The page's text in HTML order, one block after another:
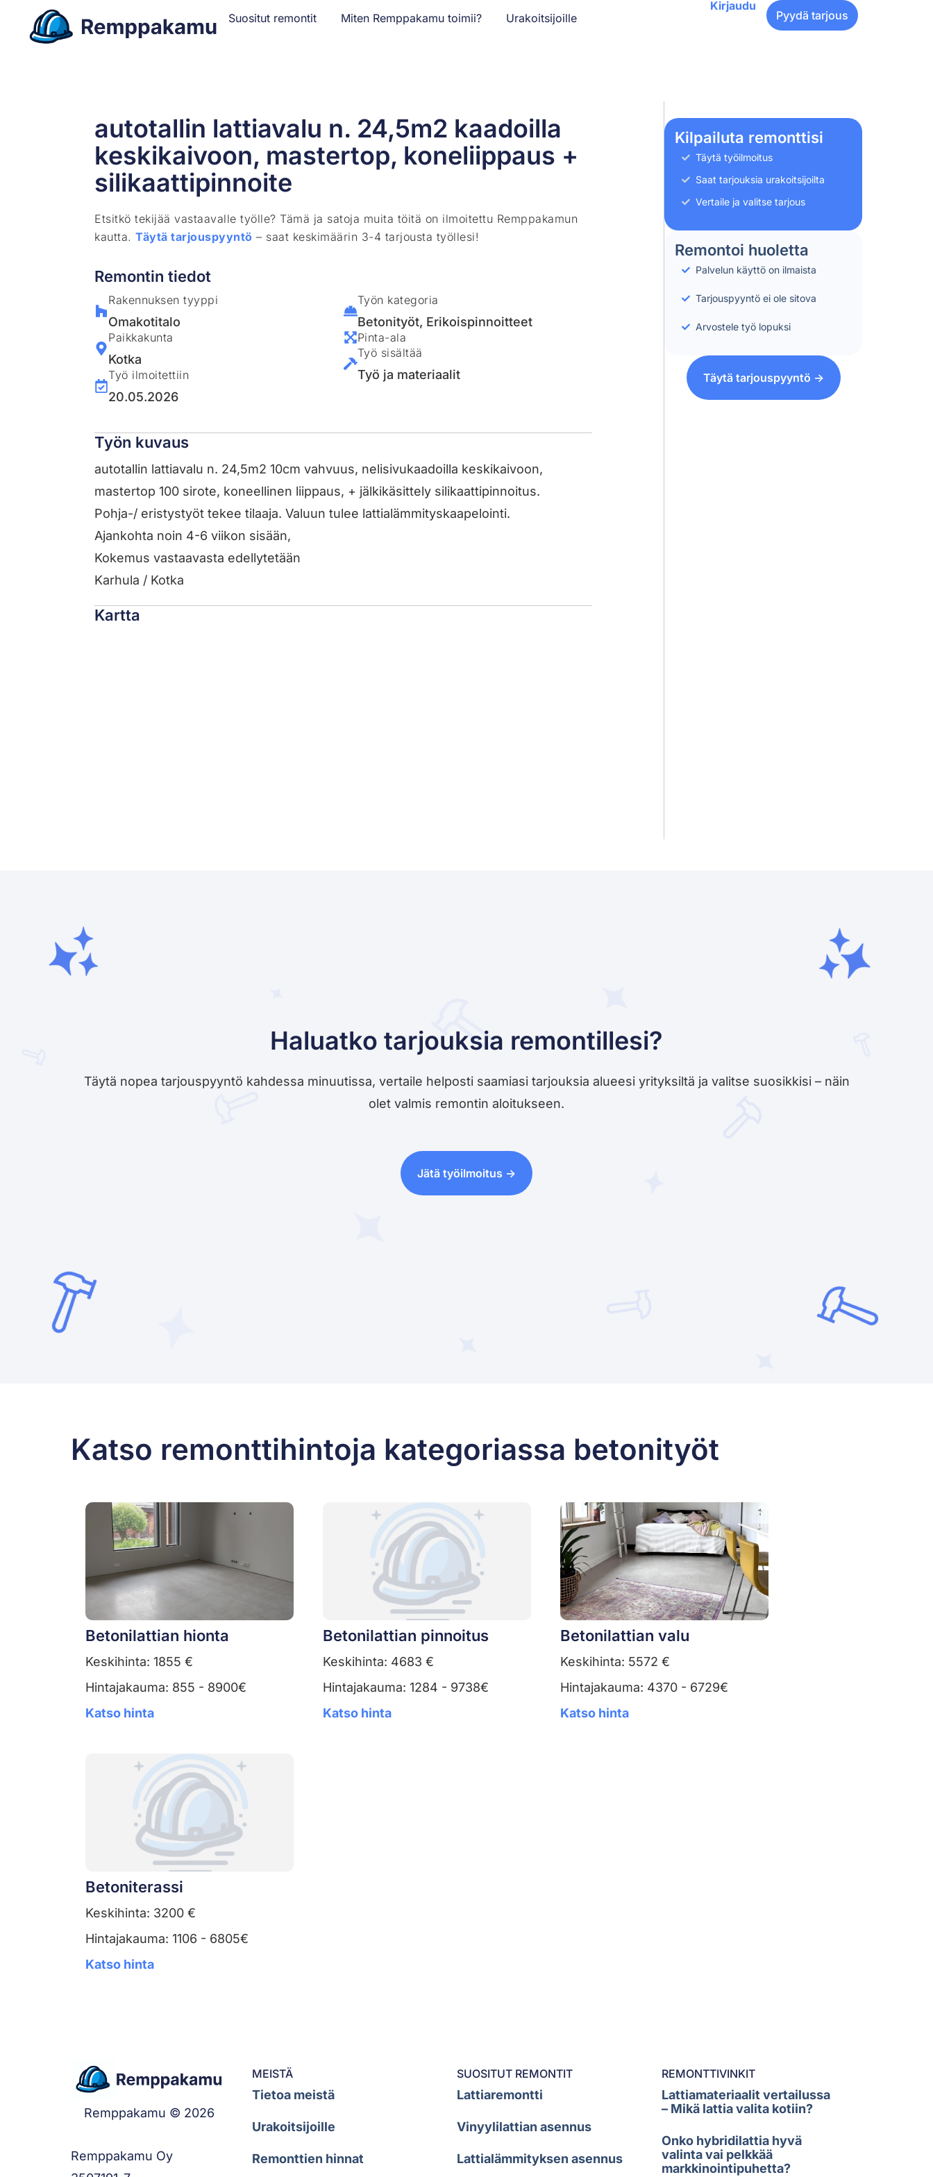
Suositut remontit Miten Remppakamu toimii? Urakoitsijoille
Kirjaudu
Pyydä tarjous
autotallin lattiavalu n. 24,5m2 kaadoilla
keskikaivoon, mastertop, koneliippaus +
silikaattipinnoite
Etsitkö tekijää vastaavalle työlle? Tämä ja satoja muita töitä on ilmoitettu Remppakamun
kautta.Täytä tarjouspyyntö – saat keskimäärin 3-4 tarjousta työllesi!
Remontin tiedot
Rakennuksen tyyppi
Omakotitalo
Paikkakunta
Kotka
Työ ilmoitettiin
20.05.2026
Työn kategoria
Betonityöt, Erikoispinnoitteet
Pinta-ala
Työ sisältää
Työ ja materiaalit
Työn kuvaus
autotallin lattiavalu n. 24,5m2 10cm vahvuus, nelisivukaadoilla keskikaivoon,
mastertop 100 sirote, koneellinen liippaus, + jälkikäsittely silikaattipinnoitus.
Pohja-/ eristystyöt tekee tilaaja. Valuun tulee lattialämmityskaapelointi.
Ajankohta noin 4-6 viikon sisään,
Kokemus vastaavasta edellytetään
Karhula / Kotka
Kartta
Kilpailuta remonttisi
Täytä työilmoitus
Saat tarjouksia urakoitsijoilta
Vertaile ja valitse tarjous
Remontoi huoletta
Palvelun käyttö on ilmaista
Tarjouspyyntö ei ole sitova
Arvostele työ lopuksi
Täytä tarjouspyyntö ->
Haluatko tarjouksia remontillesi?
Täytä nopea tarjouspyyntö kahdessa minuutissa, vertaile helposti saamiasi tarjouksia alueesi yrityksiltä ja valitse suosikkisi – näin
olet valmis remontin aloitukseen.
Jätä työilmoitus ->
Katso remonttihintoja kategoriassa betonityöt
Betonilattian hionta
Keskihinta: 1855 €
Hintajakauma: 855 - 8900€
Katso hinta
Betonilattian pinnoitus
Keskihinta: 4683 €
Hintajakauma: 1284 - 9738€
Katso hinta
Betonilattian valu
Keskihinta: 5572 €
Hintajakauma: 4370 - 6729€
Katso hinta
Betoniterassi
Keskihinta: 3200 €
Hintajakauma: 1106 - 6805€
Katso hinta
Remppakamu © 2026
Remppakamu Oy
MEISTÄ
Tietoa meistä
Urakoitsijoille
Remonttien hinnat
SUOSITUT REMONTIT
Lattiaremontti
Vinyylilattian asennus
Lattialämmityksen asennus
REMONTTIVINKIT
Lattiamateriaalit vertailussa
– Mikä lattia valita kotiin?
Onko hybridilattia hyvä
valinta vai pelkkää
markkinointipuhetta?